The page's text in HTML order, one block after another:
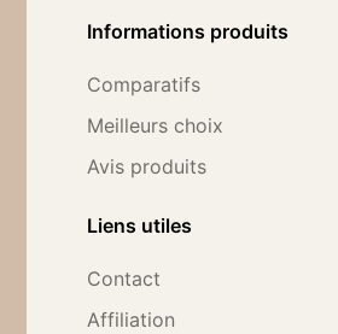
Informations produits
Comparatifs
Meilleurs choix
Avis produits
Liens utiles
Contact
Affiliation